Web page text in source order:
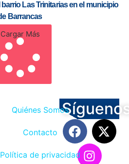
Las Trinitarias en el municipio
Barrancas
Cargar Más
Quiénes Somos
Contacto
Política de privacidad